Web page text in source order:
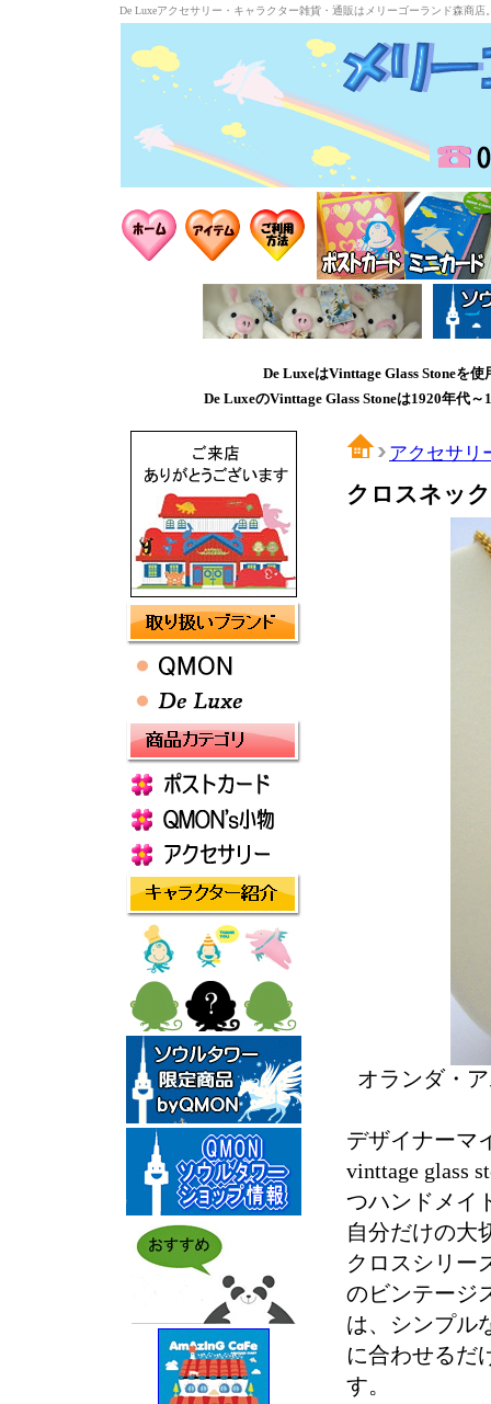
De Luxeアクセサリー・キャラクター雑貨・通販はメリーゴーランド森商店
De LuxeはVinttage Glass Stoneを
De LuxeのVinttage Glass Stoneは1920年代
アクセサリ
クロスネッ
オランダ・
デザイナーマ
vinttage glass
つハンドメイ
自分だけの大
クロスシリー
のビンテージ
は、シンプル
に合わせるだ
す。